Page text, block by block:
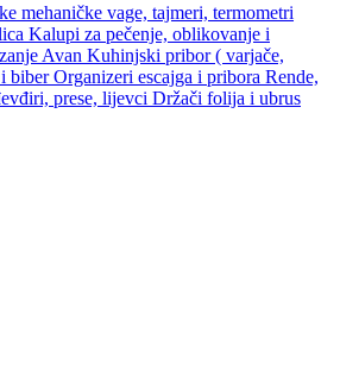
mehaničke vage, tajmeri, termometri
Kalupi za pečenje, oblikovanje i
Avan Kuhinjski pribor ( varjače,
biberOrganizeri escajga i pribora Rende,
prese, lijevci Držači folija i ubrus